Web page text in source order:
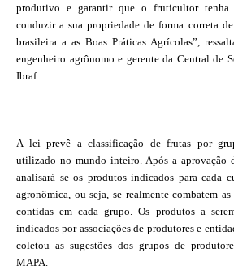
produtivo e garantir que o fruticultor tenha
conduzir a sua propriedade de forma correta
brasileira a as Boas Práticas Agrícolas”,
engenheiro agrônomo e gerente da Central de
Ibraf.
A lei prevê a classificação de frutas por
utilizado no mundo inteiro. Após a aprovação
analisará se os produtos indicados para cada
agronômica, ou seja, se realmente combatem
contidas em cada grupo. Os produtos a
indicados por associações de produtores e
coletou as sugestões dos grupos de
MAPA.